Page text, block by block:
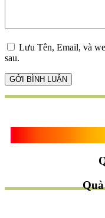
Lưu Tên, Email, và
sau.